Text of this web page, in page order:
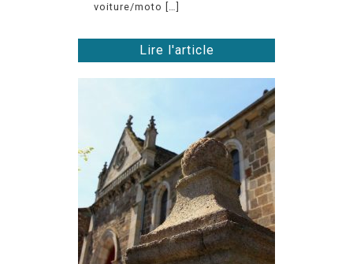
voiture/moto […]
Lire l'article